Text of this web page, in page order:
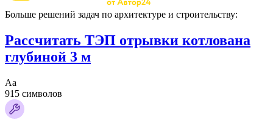
Больше решений задач по архитектуре и строительству:
Рассчитать ТЭП отрывки котлована
глубиной 3 м
Аа
915 символов